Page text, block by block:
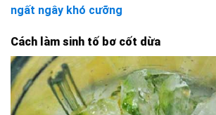
ngất ngây khó cưỡng
Cách làm sinh tố bơ cốt dừa